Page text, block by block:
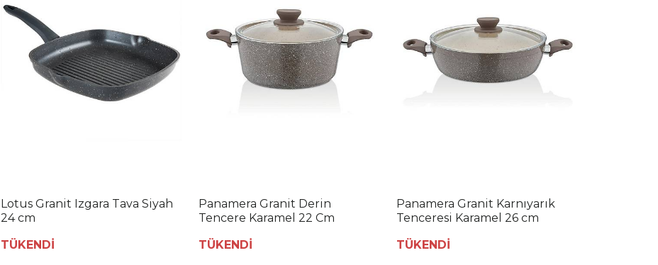
Lotus Granit Izgara Tava Siyah
24 cm
TÜKENDİ
Panamera Granit Derin
Tencere Karamel 22 Cm
TÜKENDİ
Panamera Granit Karnıyarık
Tenceresi Karamel 26 cm
TÜKENDİ